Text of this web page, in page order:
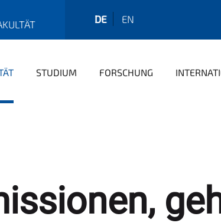
DE EN
STUDIUM FORSCHUNG